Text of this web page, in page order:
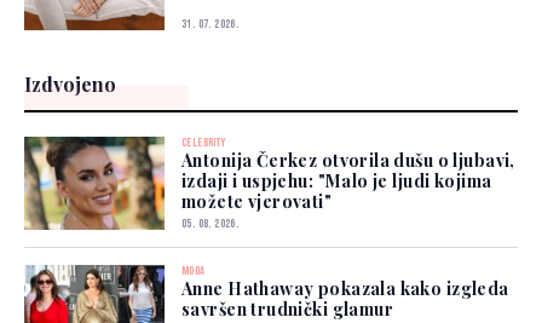
31. 07. 2026.
Izdvojeno
CELEBRITY
Antonija Čerkez otvorila dušu o ljubavi,
izdaji i uspjehu: "Malo je ljudi kojima
možete vjerovati"
05. 08. 2026.
MODA
Anne Hathaway pokazala kako izgleda
savršen trudnički glamur